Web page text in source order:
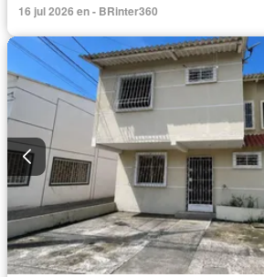
16 jul 2026 en - BRinter360